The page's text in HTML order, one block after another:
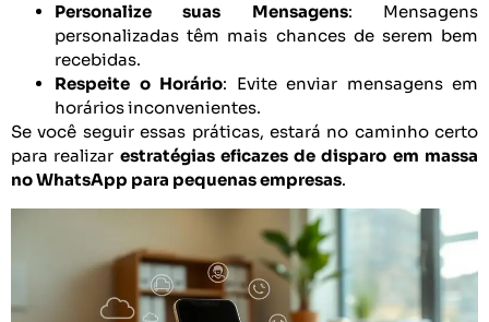
Personalize suas Mensagens: Mensagens
personalizadas têm mais chances de serem bem
recebidas.
Respeite o Horário: Evite enviar mensagens em
horários inconvenientes.
Se você seguir essas práticas, estará no caminho certo
para realizar estratégias eficazes de disparo em massa
no WhatsApp para pequenas empresas.